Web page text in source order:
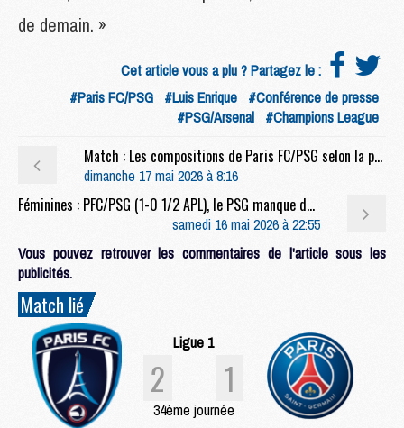
de demain. »
Cet article vous a plu ? Partagez le :
#Paris FC/PSG #Luis Enrique #Conférence de presse
#PSG/Arsenal #Champions League
Match : Les compositions de Paris FC/PSG selon la presse
dimanche 17 mai 2026 à 8:16
Féminines : PFC/PSG (1-0 1/2 APL), le PSG manque de réalisme et laisse le PFC filer en finale
samedi 16 mai 2026 à 22:55
Vous pouvez retrouver les commentaires de l'article sous les
publicités.
Match lié
Ligue 1
2 1
34ème journée